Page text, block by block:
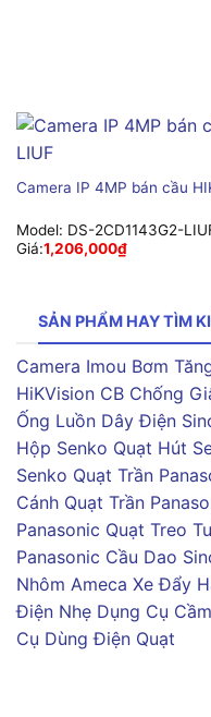
Camera IP 4MP bán cầu
Model: DS-2CD1143G2-
Giá:1,206,000₫
SẢN PHẨM HAY TÌM
Camera Imou Bơm
HiKVision CB Chống
Ống Luồn Dây Điện
Hộp Senko Quạt Hút
Senko Quạt Trần
Cánh Quạt Trần
Panasonic Quạt Treo
Panasonic Cầu Dao
Nhôm Ameca Xe Đẩy
Điện Nhẹ Dụng Cụ
Cụ Dùng Điện Quạt